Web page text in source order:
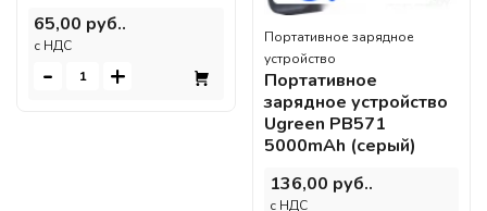
65,00 руб..
c НДС
- +
Портативное зарядное
устройство
Портативное
зарядное устройство
Ugreen PB571
5000mAh (серый)
136,00 руб..
c НДС